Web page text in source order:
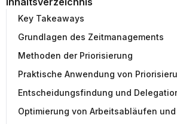
Key Takeaways
Grundlagen des Zeitmanagements
Methoden der Priorisierung
Praktische Anwendung von
Entscheidungsfindung und
Optimierung von Arbeitsabläufen